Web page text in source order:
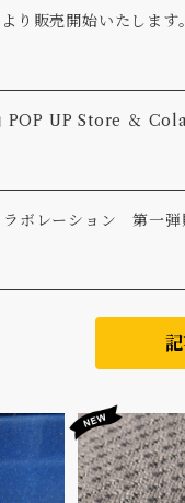
より販売開始いたします。
POP UP Store ＆
ボレーション 第一弾